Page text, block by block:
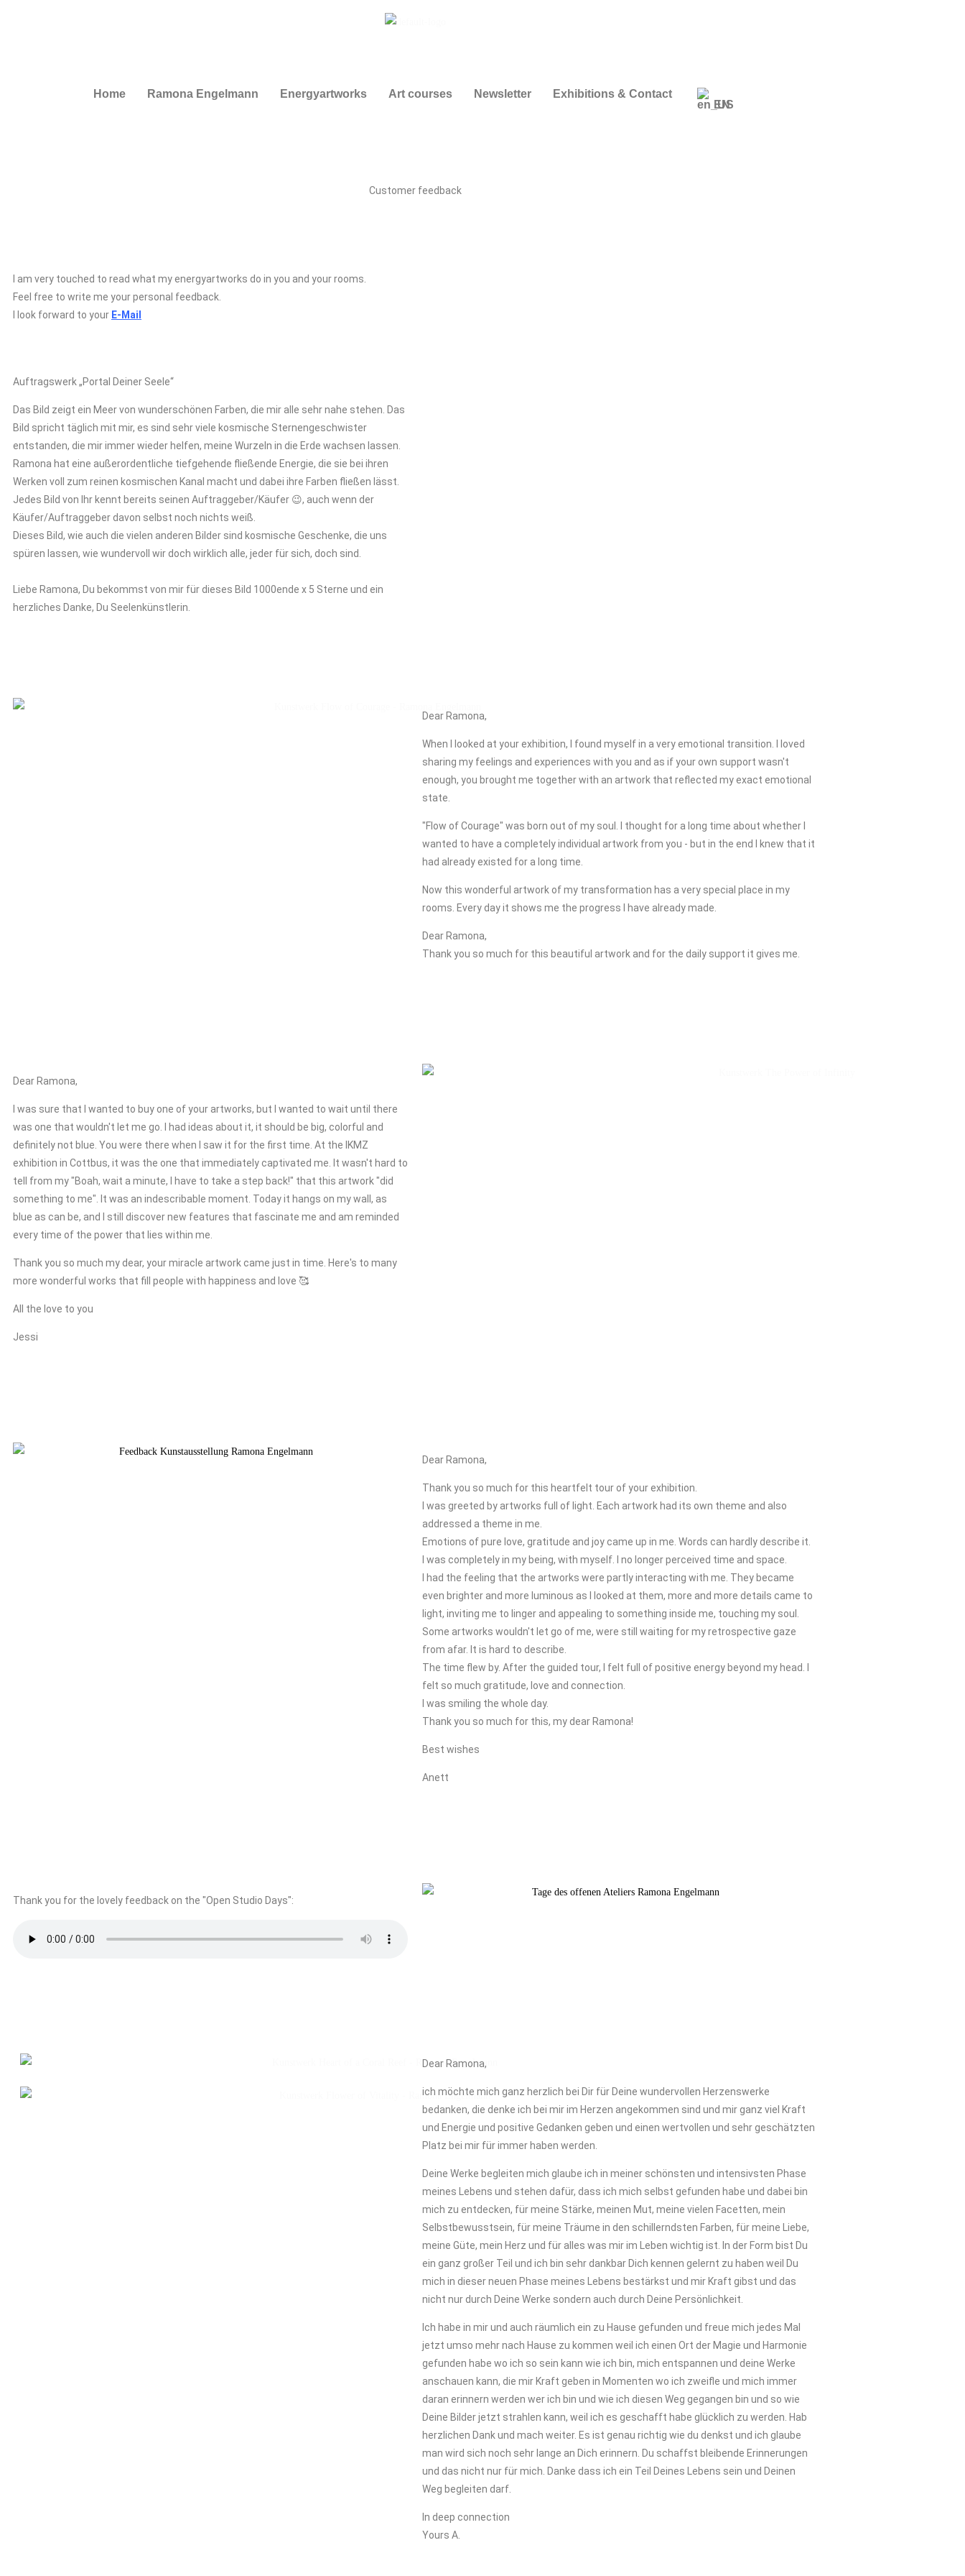
Home Ramona Engelmann Energyartworks Art courses Newsletter
Exhibitions & Contact
EN
Customer feedback
I am very touched to read what my energyartworks do in you and your rooms.
Feel free to write me your personal feedback.
I look forward to your E-Mail
Auftragswerk „Portal Deiner Seele“
Das Bild zeigt ein Meer von wunderschönen Farben, die mir alle sehr nahe stehen. Das
Bild spricht täglich mit mir, es sind sehr viele kosmische Sternengeschwister
entstanden, die mir immer wieder helfen, meine Wurzeln in die Erde wachsen lassen.
Ramona hat eine außerordentliche tiefgehende fließende Energie, die sie bei ihren
Werken voll zum reinen kosmischen Kanal macht und dabei ihre Farben fließen lässt.
Jedes Bild von Ihr kennt bereits seinen Auftraggeber/Käufer 😉, auch wenn der
Käufer/Auftraggeber davon selbst noch nichts weiß.
Dieses Bild, wie auch die vielen anderen Bilder sind kosmische Geschenke, die uns
spüren lassen, wie wundervoll wir doch wirklich alle, jeder für sich, doch sind.
Liebe Ramona, Du bekommst von mir für dieses Bild 1000ende x 5 Sterne und ein
herzliches Danke, Du Seelenkünstlerin.
Dear Ramona,
When I looked at your exhibition, I found myself in a very emotional transition. I loved
sharing my feelings and experiences with you and as if your own support wasn't
enough, you brought me together with an artwork that reflected my exact emotional
state.
"Flow of Courage" was born out of my soul. I thought for a long time about whether I
wanted to have a completely individual artwork from you - but in the end I knew that it
had already existed for a long time.
Now this wonderful artwork of my transformation has a very special place in my
rooms. Every day it shows me the progress I have already made.
Dear Ramona,
Thank you so much for this beautiful artwork and for the daily support it gives me.
Dear Ramona,
I was sure that I wanted to buy one of your artworks, but I wanted to wait until there
was one that wouldn't let me go. I had ideas about it, it should be big, colorful and
definitely not blue. You were there when I saw it for the first time. At the IKMZ
exhibition in Cottbus, it was the one that immediately captivated me. It wasn't hard to
tell from my "Boah, wait a minute, I have to take a step back!" that this artwork "did
something to me". It was an indescribable moment. Today it hangs on my wall, as
blue as can be, and I still discover new features that fascinate me and am reminded
every time of the power that lies within me.
Thank you so much my dear, your miracle artwork came just in time. Here's to many
more wonderful works that fill people with happiness and love 🥰
All the love to you
Jessi
Dear Ramona,
Thank you so much for this heartfelt tour of your exhibition.
I was greeted by artworks full of light. Each artwork had its own theme and also
addressed a theme in me.
Emotions of pure love, gratitude and joy came up in me. Words can hardly describe it.
I was completely in my being, with myself. I no longer perceived time and space.
I had the feeling that the artworks were partly interacting with me. They became
even brighter and more luminous as I looked at them, more and more details came to
light, inviting me to linger and appealing to something inside me, touching my soul.
Some artworks wouldn't let go of me, were still waiting for my retrospective gaze
from afar. It is hard to describe.
The time flew by. After the guided tour, I felt full of positive energy beyond my head. I
felt so much gratitude, love and connection.
I was smiling the whole day.
Thank you so much for this, my dear Ramona!
Best wishes
Anett
Thank you for the lovely feedback on the "Open Studio Days":
Dear Ramona,
ich möchte mich ganz herzlich bei Dir für Deine wundervollen Herzenswerke
bedanken, die denke ich bei mir im Herzen angekommen sind und mir ganz viel Kraft
und Energie und positive Gedanken geben und einen wertvollen und sehr geschätzten
Platz bei mir für immer haben werden.
Deine Werke begleiten mich glaube ich in meiner schönsten und intensivsten Phase
meines Lebens und stehen dafür, dass ich mich selbst gefunden habe und dabei bin
mich zu entdecken, für meine Stärke, meinen Mut, meine vielen Facetten, mein
Selbstbewusstsein, für meine Träume in den schillerndsten Farben, für meine Liebe,
meine Güte, mein Herz und für alles was mir im Leben wichtig ist. In der Form bist Du
ein ganz großer Teil und ich bin sehr dankbar Dich kennen gelernt zu haben weil Du
mich in dieser neuen Phase meines Lebens bestärkst und mir Kraft gibst und das
nicht nur durch Deine Werke sondern auch durch Deine Persönlichkeit.
Ich habe in mir und auch räumlich ein zu Hause gefunden und freue mich jedes Mal
jetzt umso mehr nach Hause zu kommen weil ich einen Ort der Magie und Harmonie
gefunden habe wo ich so sein kann wie ich bin, mich entspannen und deine Werke
anschauen kann, die mir Kraft geben in Momenten wo ich zweifle und mich immer
daran erinnern werden wer ich bin und wie ich diesen Weg gegangen bin und so wie
Deine Bilder jetzt strahlen kann, weil ich es geschafft habe glücklich zu werden. Hab
herzlichen Dank und mach weiter. Es ist genau richtig wie du denkst und ich glaube
man wird sich noch sehr lange an Dich erinnern. Du schaffst bleibende Erinnerungen
und das nicht nur für mich. Danke dass ich ein Teil Deines Lebens sein und Deinen
Weg begleiten darf.
In deep connection
Yours A.